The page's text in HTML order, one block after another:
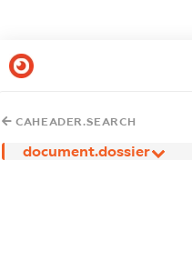
CAHEADER.SEARCH
document.dossier